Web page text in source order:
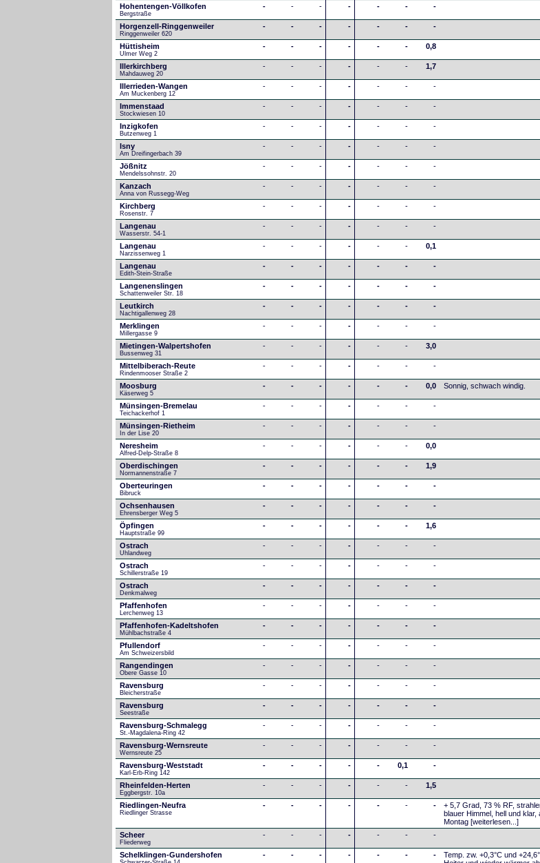
Hohentengen-Völlkofen
Bergstraße
- - - - - - -
Horgenzell-Ringgenweiler
Ringgenweiler 620
- - - - - - -
Hüttisheim
Ulmer Weg 2
- - - - - - 0,8
Illerkirchberg
Mahdauweg 20
- - - - - - 1,7
Illerrieden-Wangen
Am Muckenberg 12
- - - - - - -
Immenstaad
Stockwiesen 10
- - - - - - -
Inzigkofen
Butzenweg 1
- - - - - - -
Isny
Am Dreifingerbach 39
- - - - - - -
Jößnitz
Mendelssohnstr. 20
- - - - - - -
Kanzach
Anna von Russegg-Weg
- - - - - - -
Kirchberg
Rosenstr. 7
- - - - - - -
Langenau
Wasserstr. 54-1
- - - - - - -
Langenau
Narzissenweg 1
- - - - - - 0,1
Langenau
Edith-Stein-Straße
- - - - - - -
Langenenslingen
Schattenweiler Str. 18
- - - - - - -
Leutkirch
Nachtigallenweg 28
- - - - - - -
Merklingen
Millergasse 9
- - - - - - -
Mietingen-Walpertshofen
Bussenweg 31
- - - - - - 3,0
Mittelbiberach-Reute
Rindenmooser Straße 2
- - - - - - -
Moosburg
Käserweg 5
- - - - - - 0,0 Sonnig, schwach windig.
Münsingen-Bremelau
Teichackerhof 1
- - - - - - -
Münsingen-Rietheim
In der Lise 20
- - - - - - -
Neresheim
Alfred-Delp-Straße 8
- - - - - - 0,0
Oberdischingen
Normannenstraße 7
- - - - - - 1,9
Oberteuringen
Bibruck
- - - - - - -
Ochsenhausen
Ehrensberger Weg 5
- - - - - - -
Öpfingen
Hauptstraße 99
- - - - - - 1,6
Ostrach
Uhlandweg
- - - - - - -
Ostrach
Schillerstraße 19
- - - - - - -
Ostrach
Denkmalweg
- - - - - - -
Pfaffenhofen
Lerchenweg 13
- - - - - - -
Pfaffenhofen-Kadeltshofen
Mühlbachstraße 4
- - - - - - -
Pfullendorf
Am Schweizersbild
- - - - - - -
Rangendingen
Obere Gasse 10
- - - - - - -
Ravensburg
Bleicherstraße
- - - - - - -
Ravensburg
Seestraße
- - - - - - -
Ravensburg-Schmalegg
St.-Magdalena-Ring 42
- - - - - - -
Ravensburg-Wernsreute
Wernsreute 25
- - - - - - -
Ravensburg-Weststadt
Karl-Erb-Ring 142
- - - - - 0,1 -
Rheinfelden-Herten
Eggbergstr. 10a
- - - - - - 1,5
Riedlingen-Neufra
Riedlinger Strasse
- - - - - - -
+ 5,7 Grad, 73 % RF,
blauer Himmel, hell und klar,
Montag [weiterlesen...]
Scheer
Fliederweg
- - - - - - -
Schelklingen-Gundershofen - - - - - - -
Temp. zw. +0,3°C und